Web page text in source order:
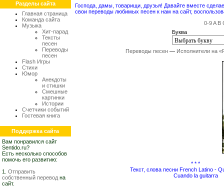
Разделы сайта
Главная страница
Команда сайта
Музыка
Хит-парад
Тексты
песен
Переводы
песен
Flash Игры
Стихи
Юмор
Анекдоты
и стишки
Смешные
картинки
Истории
Счетчики событий
Гостевая книга
Поддержка сайта
Вам понравился сайт
Sentido.ru?
Есть несколько способов
помочь его развитию:
1. Отправить
собственный перевод на
сайт.
Господа, дамы, товарищи, друзья! Давайте вместе
свои переводы любимых песен к нам на сайт,
0-9 A B
Буква
Переводы песен — Исполнители на
* * *
Текст, слова песни French Latino -
Cuando la guitarra